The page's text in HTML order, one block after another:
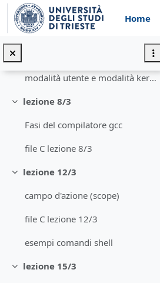
Vai al contenuto principale
Home
Introduzione
Minimizza
lezione 5/3
modalità utente e modalità kernel, spazio utente e spazio kernel
Minimizza
lezione 8/3
Fasi del compilatore gcc
file C lezione 8/3
Minimizza
lezione 12/3
campo d'azione (scope)
file C lezione 12/3
esempi comandi shell
Minimizza
lezione 15/3